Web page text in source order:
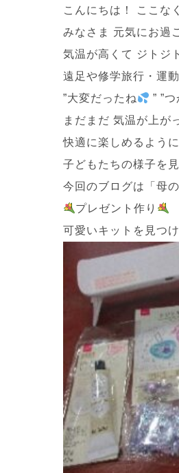
こんにちは！ ここな
みなさま 元気にお過
気温が高くて ジト
遠足や修学旅行・運
”大変だったね
” ”
まだまだ 気温が上が
子どもたちの様子を
今回のブログは「母
プレゼント作り
可愛いキットを見つ